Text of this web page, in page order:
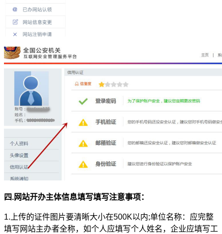
美国数据中心机房
全美硬防最高的机房
电子商务类解决方案
综合门户类解决方案
政府媒体类解决方案
游戏解决方案
负载均衡解决方案
专线接入服务方案
互联网金融解决方案
关于我们
四.网站开办主体信息填写填写注意事项：
1.上传的证件图片要清晰大小在500K以内;单位名称：应完整
填写网站主办者全称，如个人应填写个人姓名，企业应填写工